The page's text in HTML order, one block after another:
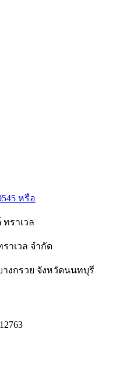
หรือ
าเวล จำกัด
งกรวย จังหวัดนนทบุรี